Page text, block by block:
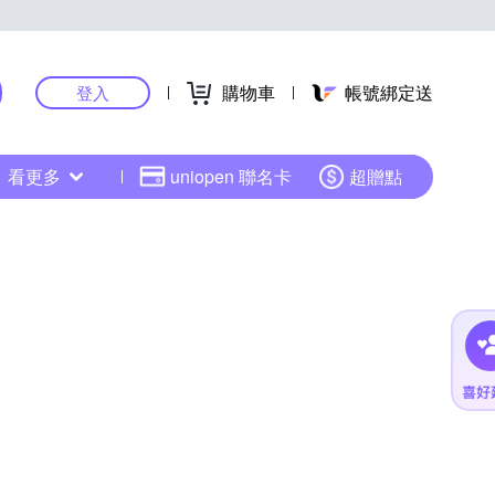
登入 購物車 帳號綁定送
看更多 uniopen 聯名卡 超贈點